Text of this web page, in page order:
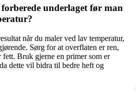
underlaget før man
når du maler ved lav temperatur,
Sørg for at overflaten er ren,
Bruk gjerne en primer som er
dette vil bidra til bedre heft og